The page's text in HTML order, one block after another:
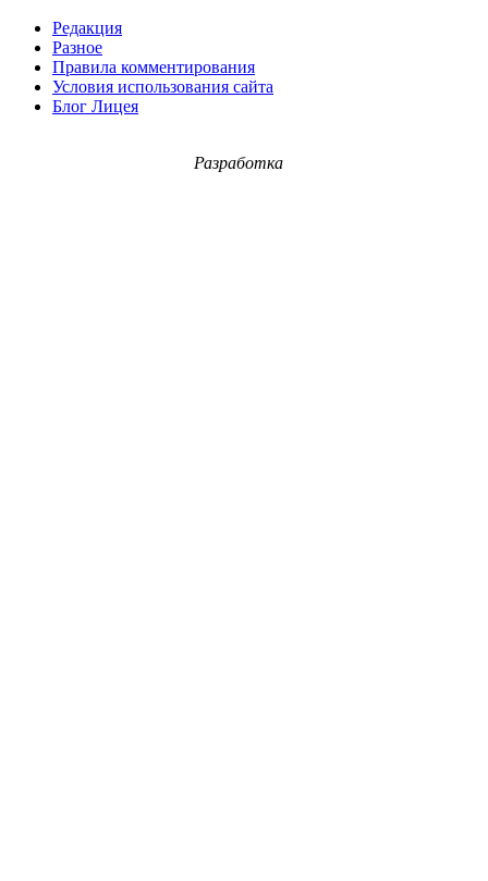
Редакция
Разное
Правила комментирования
Условия использования сайта
Блог Лицея
Разработка